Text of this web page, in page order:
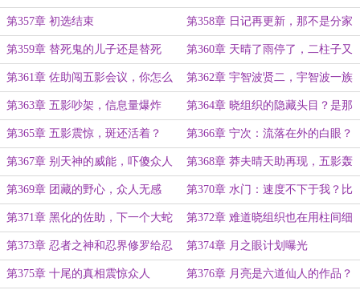
强只有我一个死掉！ 火影二代啊！
第357章 初选结束 第358章 日记再更新，那不是分家
为宗家而死，是弟弟为哥哥而死
第359章 替死鬼的儿子还是替死
鬼？我绝不接受！
第360章 天晴了雨停了，二柱子又
行了
第361章 佐助闯五影会议，你怎么
不叫一打七呢
第362章 宇智波贤二，宇智波一族
覆灭，你有参与吧？
第363章 五影吵架，信息量爆炸 第364章 晓组织的隐藏头目？是那
个宇智波斑么？
第365章 五影震惊，斑还活着？ 第366章 宁次：流落在外的白眼？
突破笼中鸟的机会
第367章 别天神的威能，吓傻众人 第368章 莽夫晴天助再现，五影轰
动
第369章 团藏的野心，众人无感 第370章 水门：速度不下于我？比
比看！雷影！
第371章 黑化的佐助，下一个大蛇
丸
第372章 难道晓组织也在用柱间细
胞做实验？
第373章 忍者之神和忍界修罗给忍
界造成的心理阴影
第374章 月之眼计划曝光
第375章 十尾的真相震惊众人 第376章 月亮是六道仙人的作品？